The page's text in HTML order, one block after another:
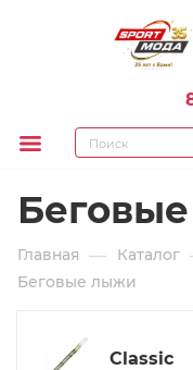
Главная — Каталог
Беговые лыжи
Classic